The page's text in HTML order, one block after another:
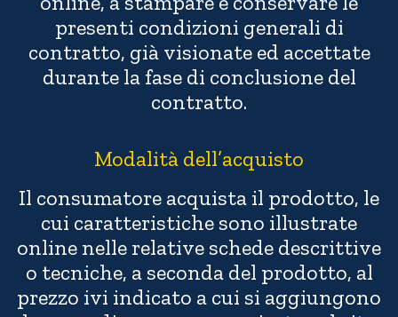
presenti condizioni generali di
contratto, già visionate ed accettate
durante la fase di conclusione del
contratto.
Modalità dell’acquisto
Il consumatore acquista il prodotto, le
cui caratteristiche sono illustrate
online nelle relative schede descrittive
o tecniche, a seconda del prodotto, al
prezzo ivi indicato a cui si aggiungono